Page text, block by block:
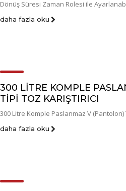
Dönüş Süresi Zaman Rolesi ile
daha fazla oku
300 LITRE KOMPLE
TIPI TOZ KARIŞTIRICI
300 Litre Komple Paslanmaz V (Pantolon)
daha fazla oku